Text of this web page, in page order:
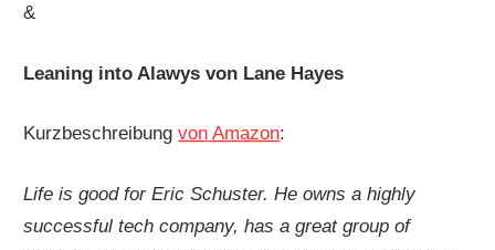
&
Leaning into Alawys von Lane Hayes
Kurzbeschreibungvon Amazon:
Life is good for Eric Schuster. He owns a highly
successful tech company, has a great group of